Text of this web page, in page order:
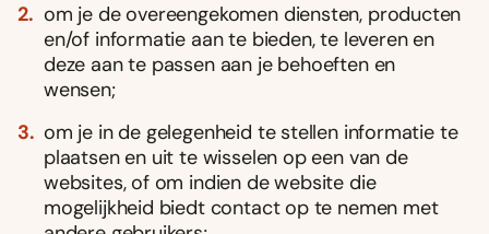
om je de overeengekomen diensten, producten
en/of informatie aan te bieden, te leveren en
deze aan te passen aan je behoeften en
wensen;
om je in de gelegenheid te stellen informatie te
plaatsen en uit te wisselen op een van de
websites, of om indien de website die
mogelijkheid biedt contact op te nemen met